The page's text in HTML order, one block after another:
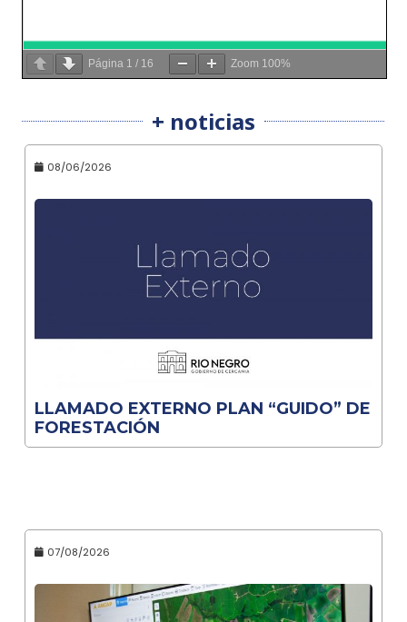
Página 1 / 16 Zoom 100%
+ noticias
08/06/2026
LLAMADO EXTERNO PLAN “GUIDO” DE
FORESTACIÓN
07/08/2026